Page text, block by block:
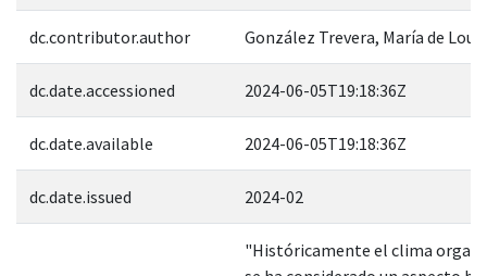
dc.contributor.author González Trevera, María de
dc.date.accessioned 2024-06-05T19:18:36Z
dc.date.available 2024-06-05T19:18:36Z
dc.date.issued 2024-02
"Históricamente el clima